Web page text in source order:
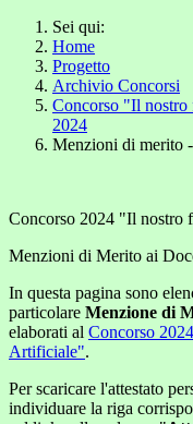
Sei qui:
Home
Progetto
Archivio Concorsi
Concorso "Il nostro
2024
Menzioni di merito
Concorso 2024 "Il nostro
Menzioni di Merito ai
In questa pagina sono
particolare Menzione di
elaborati al Concorso
Artificiale".
Per scaricare l'attestato
individuare la riga